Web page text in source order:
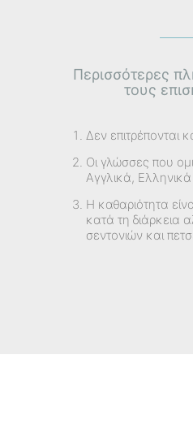
Περισσότερες
τους
Δεν επιτρέπονται
Οι γλώσσες που
Αγγλικά, Ελληνικά
Η καθαριότητα
κατά τη διάρκεια
σεντονιών και